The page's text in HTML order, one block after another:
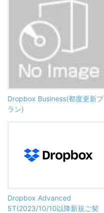
Dropbox Business(都度更新プ
ラン)
Dropbox Advanced
5T(2023/10/10以降新規ご契